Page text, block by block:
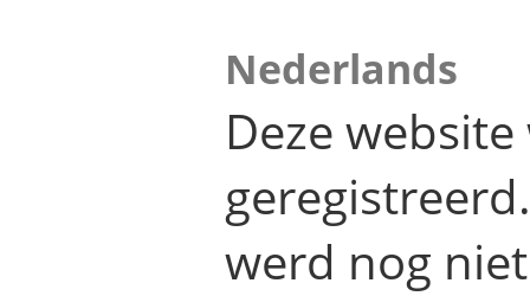
Nederlands
Deze
werd nog